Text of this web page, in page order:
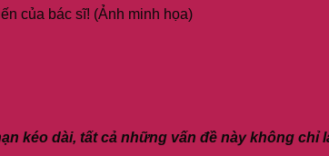
của bác sĩ! (Ảnh minh họa)
kéo dài, tất cả những vấn đề này không chỉ